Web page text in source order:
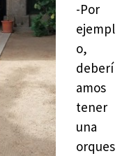
-Por
ejempl
o,
deberí
amos
tener
una
orques